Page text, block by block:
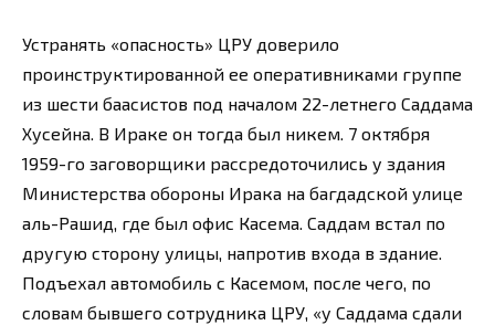
Устранять «опасность» ЦРУ доверило
проинструктированной ее оперативниками группе
из шести баасистов под началом 22-летнего Саддама
Хусейна. В Ираке он тогда был никем. 7 октября
1959-го заговорщики рассредоточились у здания
Министерства обороны Ирака на багдадской улице
аль-Рашид, где был офис Касема. Саддам встал по
другую сторону улицы, напротив входа в здание.
Подъехал автомобиль с Касемом, после чего, по
словам бывшего сотрудника ЦРУ, «у Саддама сдали